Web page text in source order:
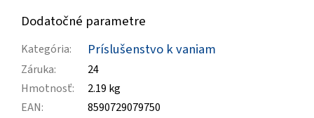
Dodatočné parametre
Kategória: Príslušenstvo k vaniam
Záruka:
24
Hmotnosť:
2.19 kg
EAN:
8590729079750